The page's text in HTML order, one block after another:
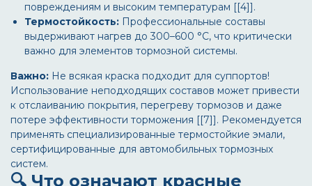
повреждениям и высоким температурам [[4]].
Термостойкость: Профессиональные составы
выдерживают нагрев до 300–600 °C, что критически
важно для элементов тормозной системы.
Важно: Не всякая краска подходит для суппортов!
Использование неподходящих составов может привести
к отслаиванию покрытия, перегреву тормозов и даже
потере эффективности торможения [[7]]. Рекомендуется
применять специализированные термостойкие эмали,
сертифицированные для автомобильных тормозных
систем.
🔍 Что означают красные